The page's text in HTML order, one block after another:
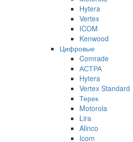
Hytera
Vertex
ICOM
Kenwood
Цифровые
Comrade
АСТРА
Hytera
Vertex Standard
Терек
Motorola
Lira
Alinco
Icom